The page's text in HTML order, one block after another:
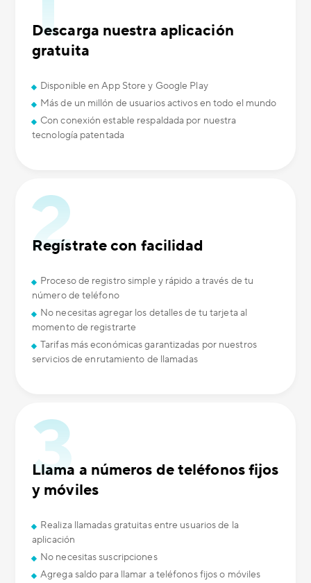
Descarga nuestra aplicación
gratuita
Disponible en App Store y Google Play
Más de un millón de usuarios activos en todo el mundo
Con conexión estable respaldada por nuestra
tecnología patentada
Regístrate con facilidad
Proceso de registro simple y rápido a través de tu
número de teléfono
No necesitas agregar los detalles de tu tarjeta al
momento de registrarte
Tarifas más económicas garantizadas por nuestros
servicios de enrutamiento de llamadas
Llama a números de teléfonos fijos
y móviles
Realiza llamadas gratuitas entre usuarios de la
aplicación
No necesitas suscripciones
Agrega saldo para llamar a teléfonos fijos o móviles